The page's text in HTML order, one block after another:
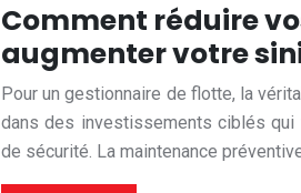
Comment réduire
augmenter votre
Pour un gestionnaire de flotte, la
dans des investissements ciblés
de sécurité. La maintenance